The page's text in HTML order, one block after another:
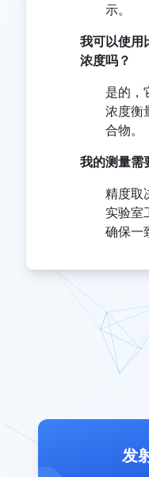
示。
我可以使用
浓度吗？
是的，
浓度衡
合物。
我的测量需
精度取
实验室
确保一
发